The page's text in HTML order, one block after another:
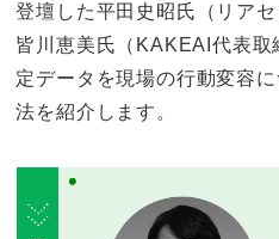
登壇した平田史昭氏（リア
皆川恵美氏（KAKEAI代表取
定データを現場の行動変容
法を紹介します。